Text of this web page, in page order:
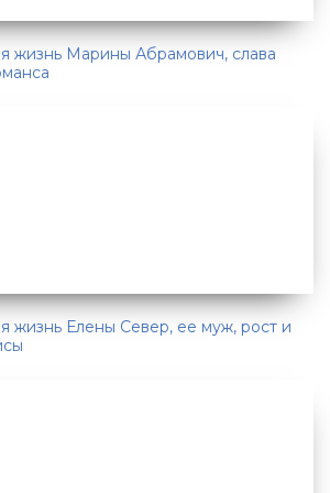
жизнь Марины Абрамович, слава
жизнь Елены Север, ее муж, рост и